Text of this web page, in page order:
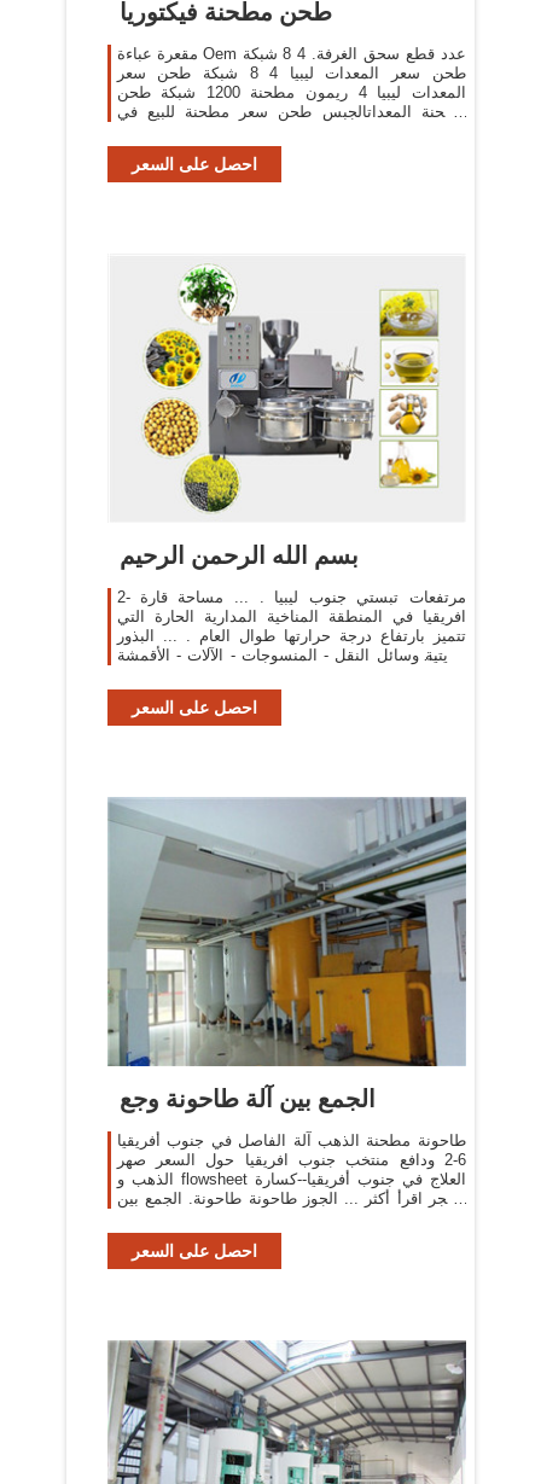
طحن مطحنة فيكتوريا
مقعرة عباءة Oem عدد قطع سحق الغرفة. 4 8 شبكة
طحن سعر المعدات ليبيا 4 8 شبكة طحن سعر
المعدات ليبيا 4 ريمون مطحنة 1200 شبكة طحن
مطحنة المعداتالجبس طحن سعر مطحنة للبيع في
احصل على السعر
بسم الله الرحمن الرحيم
2- مرتفعات تبستي جنوب ليبيا . ... مساحة قارة
افريقيا في المنطقة المناخية المدارية الحارة التي
تتميز بارتفاع درجة حرارتها طوال العام . ... البذور
الزيتية وسائل النقل - المنسوجات - الآلات - الأقمشة
احصل على السعر
الجمع بين آلة طاحونة وجع
طاحونة مطحنة الذهب آلة الفاصل في جنوب أفريقيا
6-2 ودافع منتخب جنوب افريقيا حول السعر صهر
الذهب و flowsheet العلاج في جنوب أفريقيا--كسارة
الحجر اقرأ أكثر ... الجوز طاحونة طاحونة. الجمع بين
احصل على السعر